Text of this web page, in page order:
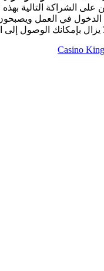
على الشراكة التالية
في العمل ويصبحون
يزال بإمكانك الوصول
Casino